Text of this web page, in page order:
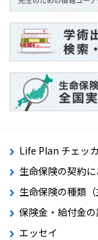
Life Plan チェッ
生命保険の契約
生命保険の種類（
保険金・給付金
エッセイ